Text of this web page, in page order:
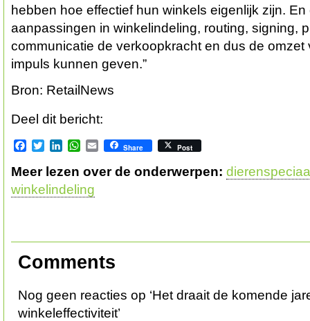
hebben hoe effectief hun winkels eigenlijk zijn. En
aanpassingen in winkelindeling, routing, signing,
communicatie de verkoopkracht en dus de omzet
impuls kunnen geven.”
Bron: RetailNews
Deel dit bericht:
Facebook
TwitterLinkedInWhatsApp
EmailShare Post
Meer lezen over de onderwerpen:
winkelindeling
Comments
Nog geen reacties op ‘Het draait de komende
winkeleffectiviteit’